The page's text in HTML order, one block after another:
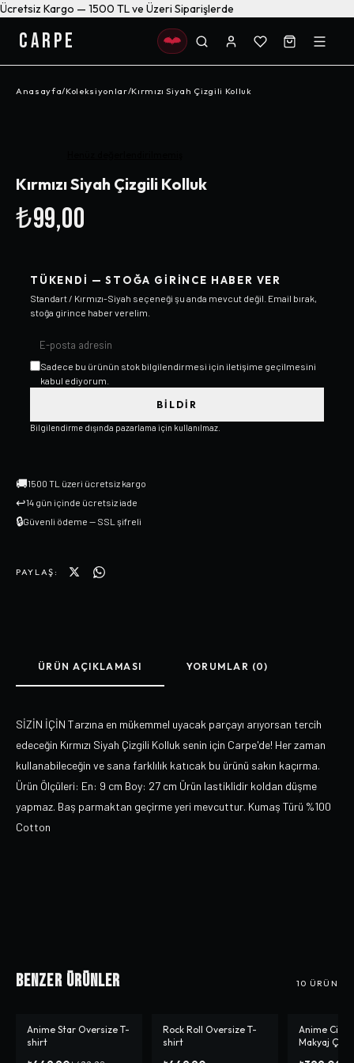
Ücretsiz Kargo — 1500 TL ve Üzeri Siparişlerde
CARPE
Anasayfa/Koleksiyonlar/Kırmızı Siyah Çizgili Kolluk
Kırmızı Siyah Çizgili Kolluk
₺99,00
TÜKENDI — STOĞA GIRINCE HABER VER
Standart / Kırmızı-Siyah seçeneği şu anda mevcut değil. Email bırak,
stoğa girince haber verelim.
Sadece bu ürünün stok bilgilendirmesi için iletişime geçilmesini
kabul ediyorum.
BILDIR
Bilgilendirme dışında pazarlama için kullanılmaz.
🚚1500 TL üzeri ücretsiz kargo
↩14 gün içinde ücretsiz iade
🔒Güvenli ödeme — SSL şifreli
PAYLAŞ:
ÜRÜN AÇIKLAMASI YORUMLAR (0)
SİZİN İÇİN Tarzına en mükemmel uyacak parçayı arıyorsan tercih
edeceğin Kırmızı Siyah Çizgili Kolluk senin için Carpe'de! Her zaman
kullanabileceğin ve sana farklılık katıcak bu ürünü sakın kaçırma.
Ürün Ölçüleri: En: 9 cm Boy: 27 cm Ürün lastiklidir koldan düşme
yapmaz. Baş parmaktan geçirme yeri mevcuttur. Kumaş Türü %100
Cotton
Benzer Ürünler 10 ÜRÜN
-%10
Anime Star Oversize T-
shirt
Rock Roll Oversize T-
shirt
Anime
Makyaj